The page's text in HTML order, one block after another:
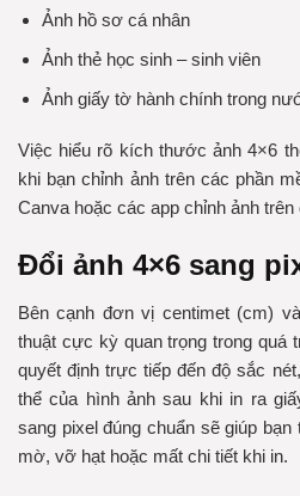
Ảnh hồ sơ cá nhân
Ảnh thẻ học sinh – sinh viên
Ảnh giấy tờ hành chính trong
Việc hiểu rõ kích thước ảnh 4×6
khi bạn chỉnh ảnh trên các phần
Canva hoặc các app chỉnh ảnh trên
Đổi ảnh 4×6 sang
Bên cạnh đơn vị centimet (cm)
thuật cực kỳ quan trọng trong quá
quyết định trực tiếp đến độ sắc
thể của hình ảnh sau khi in ra
sang pixelđúng chuẩn sẽ giúp bạn
mờ, vỡ hạt hoặc mất chi tiết khi in.